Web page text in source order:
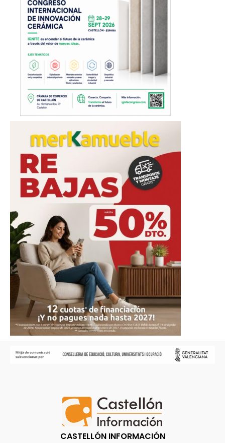
CASTELLÓN INFORMACIÓN